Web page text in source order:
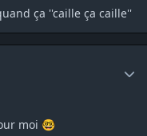
ça ''caille ça caille''
moi 🤓